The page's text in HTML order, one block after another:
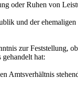
oder Ruhen von
und der
zur Feststellung,
hat:
Amtsverhältnis